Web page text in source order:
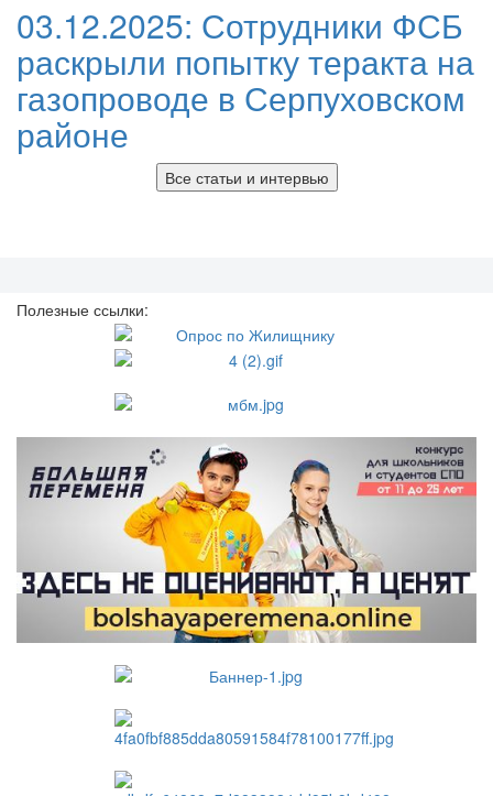
03.12.2025: Сотрудники ФСБ
раскрыли попытку теракта на
газопроводе в Серпуховском
районе
Все статьи и интервью
Полезные ссылки: